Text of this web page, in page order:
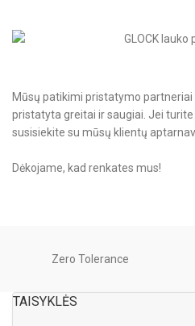
Mūsų patikimi pristatymo
pristatyta greitai ir saugiai. Jei
susisiekite su mūsų klientų
Dėkojame, kad renkates mus!
Zero Tolerance
TAISYKLĖS